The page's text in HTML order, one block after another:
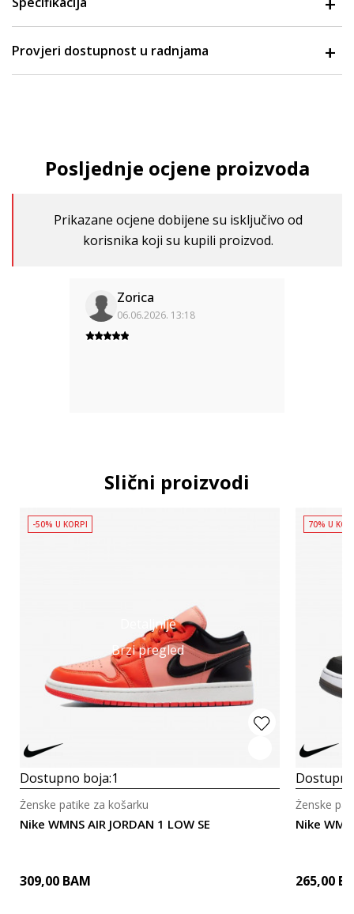
Provjeri dostupnost u radnjama
Posljednje ocjene proizvoda
Prikazane ocjene dobijene su isključivo od
korisnika koji su kupili proizvod.
Zorica
06.06.2026. 13:18
Slični proizvodi
Detaljnije
Brzi pregled
-50% U KORPI
Dostupno boja:1
Nike WMNS AIR JORDAN 1 LOW SE
Ženske patike za košarku
309,00 BAM
70% U
Nike
Ženske
265,00